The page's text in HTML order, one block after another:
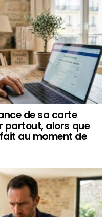
de sa carte
partout, alors que
au moment de